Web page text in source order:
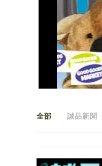
全部 誠品新聞